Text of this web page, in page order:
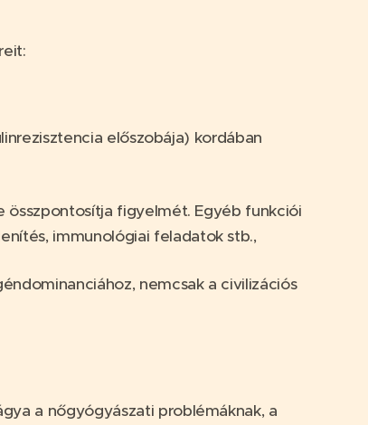
előszobája) kordában
összpontosítja figyelmét. Egyéb funkciói
immunológiai feladatok stb.,
nemcsak a civilizációs
a nőgyógyászati problémáknak, a